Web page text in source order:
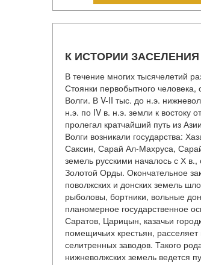
К ИСТОРИИ
В течение многих тысячелетий
Стоянки первобытного
Волги. В V-II тыс. до н.э.
н.э. по IV в. н.э. земли к востоку
пролегал кратчайший путь из
Волги возникали государства:
Саксин, Сарай Ал-Махруса,
земель русскими началось с Х
Золотой Орды. Окончательное
поволжских и донских земель
рыболовы, бортники, вольные
планомерное государственное
Саратов, Царицын, казачьи
помещичьих крестьян,
селитренных заводов. Такого
нижневолжских земель ведется